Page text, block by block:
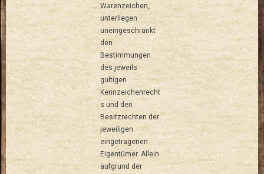
Warenzeichen,
unterliegen
uneingeschränkt
den
Bestimmungen
des jeweils
gültigen
Kennzeichenrecht
s und den
Besitzrechten der
jeweiligen
eingetragenen
Eigentümer. Allein
aufgrund der